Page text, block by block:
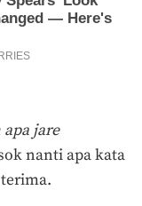
jare
nanti apa kata